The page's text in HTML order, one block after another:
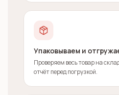
Упаковываем и
Проверяем весь товар на
отчёт перед погрузкой.